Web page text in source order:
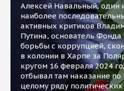
Алексей Навальный, один
наиболее
активных критиков
Путина, основатель Фонда
борьбы с коррупцией,
в колонии в Харпе за
кругом 16 февраля 2024
отбывал там наказание по
целому ряду политических